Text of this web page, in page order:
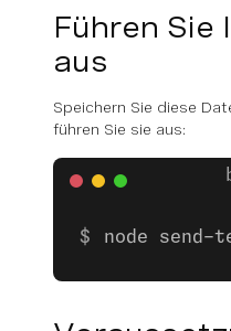
Führen Sie
aus
Speichern Sie diese
führen Sie sie aus:
node